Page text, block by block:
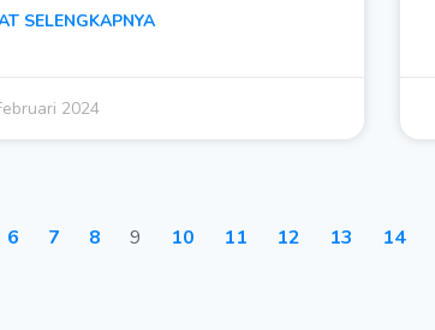
SELENGKAPNYA
2024
6 7 8 9 10 11 12 13 14